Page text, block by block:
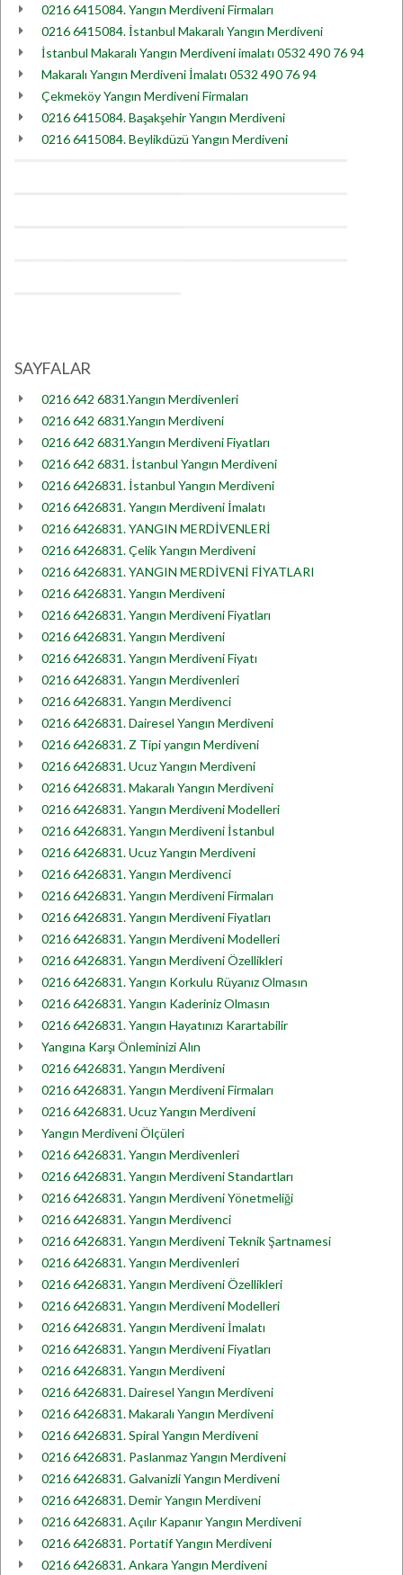
0216 6415084. Yangın Merdiveni Firmaları
0216 6415084. İstanbul Makaralı Yangın Merdiveni
İstanbul Makaralı Yangın Merdiveni imalatı 0532 490 76 94
Makaralı Yangın Merdiveni İmalatı 0532 490 76 94
Çekmeköy Yangın Merdiveni Firmaları
0216 6415084. Başakşehir Yangın Merdiveni
0216 6415084. Beylikdüzü Yangın Merdiveni
SAYFALAR
0216 642 6831.Yangın Merdivenleri
0216 642 6831.Yangın Merdiveni
0216 642 6831.Yangın Merdiveni Fiyatları
0216 642 6831. İstanbul Yangın Merdiveni
0216 6426831. İstanbul Yangın Merdiveni
0216 6426831. Yangın Merdiveni İmalatı
0216 6426831. YANGIN MERDİVENLERİ
0216 6426831. Çelik Yangın Merdiveni
0216 6426831. YANGIN MERDİVENİ FİYATLARI
0216 6426831. Yangın Merdiveni
0216 6426831. Yangın Merdiveni Fiyatları
0216 6426831. Yangın Merdiveni
0216 6426831. Yangın Merdiveni Fiyatı
0216 6426831. Yangın Merdivenleri
0216 6426831. Yangın Merdivenci
0216 6426831. Dairesel Yangın Merdiveni
0216 6426831. Z Tipi yangın Merdiveni
0216 6426831. Ucuz Yangın Merdiveni
0216 6426831. Makaralı Yangın Merdiveni
0216 6426831. Yangın Merdiveni Modelleri
0216 6426831. Yangın Merdiveni İstanbul
0216 6426831. Ucuz Yangın Merdiveni
0216 6426831. Yangın Merdivenci
0216 6426831. Yangın Merdiveni Firmaları
0216 6426831. Yangın Merdiveni Fiyatları
0216 6426831. Yangın Merdiveni Modelleri
0216 6426831. Yangın Merdiveni Özellikleri
0216 6426831. Yangın Korkulu Rüyanız Olmasın
0216 6426831. Yangın Kaderiniz Olmasın
0216 6426831. Yangın Hayatınızı Karartabilir
Yangına Karşı Önleminizi Alın
0216 6426831. Yangın Merdiveni
0216 6426831. Yangın Merdiveni Firmaları
0216 6426831. Ucuz Yangın Merdiveni
Yangın Merdiveni Ölçüleri
0216 6426831. Yangın Merdivenleri
0216 6426831. Yangın Merdiveni Standartları
0216 6426831. Yangın Merdiveni Yönetmeliği
0216 6426831. Yangın Merdivenci
0216 6426831. Yangın Merdiveni Teknik Şartnamesi
0216 6426831. Yangın Merdivenleri
0216 6426831. Yangın Merdiveni Özellikleri
0216 6426831. Yangın Merdiveni Modelleri
0216 6426831. Yangın Merdiveni İmalatı
0216 6426831. Yangın Merdiveni Fiyatları
0216 6426831. Yangın Merdiveni
0216 6426831. Dairesel Yangın Merdiveni
0216 6426831. Makaralı Yangın Merdiveni
0216 6426831. Spiral Yangın Merdiveni
0216 6426831. Paslanmaz Yangın Merdiveni
0216 6426831. Galvanizli Yangın Merdiveni
0216 6426831. Demir Yangın Merdiveni
0216 6426831. Açılır Kapanır Yangın Merdiveni
0216 6426831. Portatif Yangın Merdiveni
0216 6426831. Ankara Yangın Merdiveni